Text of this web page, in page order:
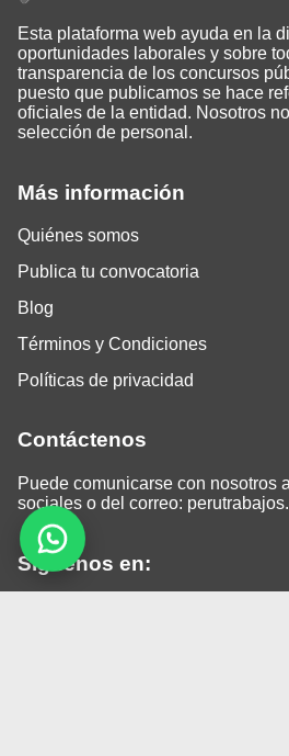
Más información
Quiénes somos
Publica tu convocatoria
Blog
Términos y Condiciones
Políticas de privacidad
Contáctenos
Puede comunicarse con nosotros
sociales o del correo:
Siguenos en:
Esta plataforma web ayuda en la
oportunidades laborales y sobre
transparencia de los concursos
puesto que publicamos se hace
oficiales de la entidad. Nosotros
selección de personal.